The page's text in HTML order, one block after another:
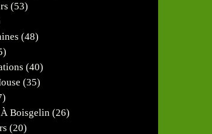
(53)
(48)
(40)
(35)
Boisgelin (26)
(20)